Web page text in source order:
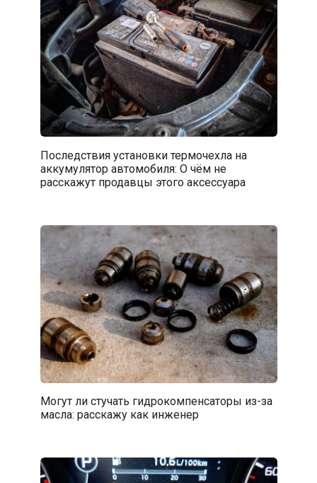
Последствия установки термочехла на
аккумулятор автомобиля: О чём не
расскажут продавцы этого аксессуара
Могут ли стучать гидрокомпенсаторы из-за
масла: расскажу как инженер